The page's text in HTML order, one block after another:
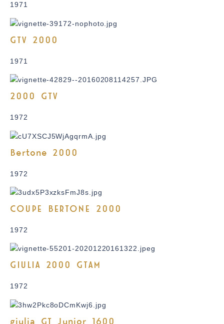
1971
GTV 2000
1971
2000 GTV
1972
Bertone 2000
1972
COUPE BERTONE 2000
1972
GIULIA 2000 GTAM
1972
giulia GT Junior 1600